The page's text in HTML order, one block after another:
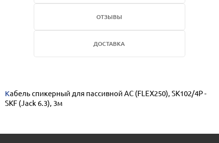
ОТЗЫВЫ
ДОСТАВКА
Кабель спикерный для пассивной АС (FLEX250), SK102/4P -
SKF (Jack 6.3), 3м